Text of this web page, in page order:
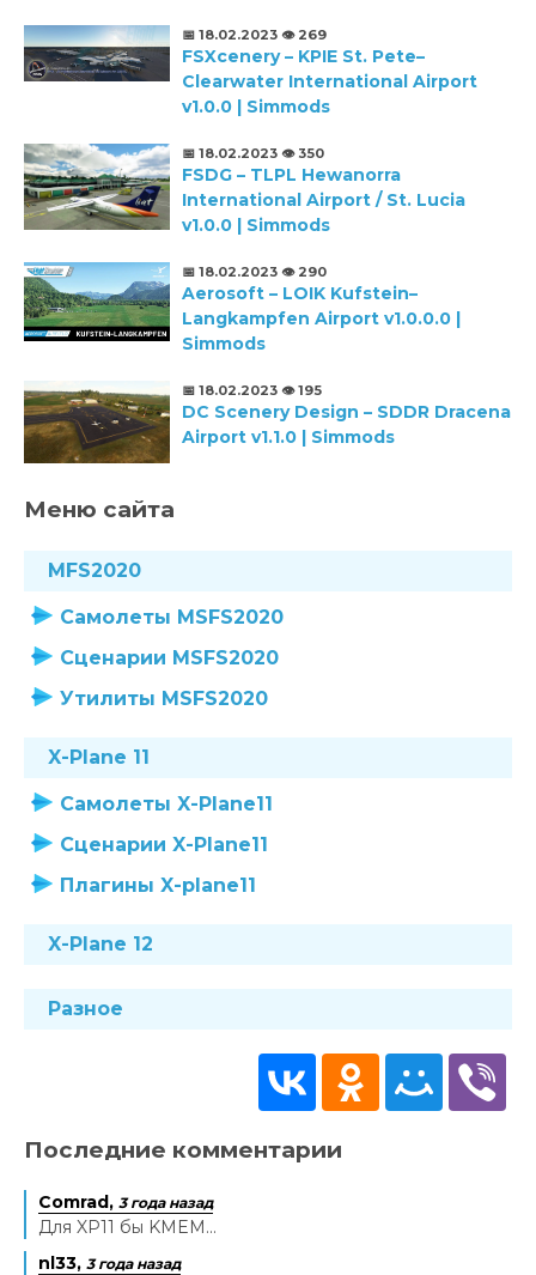
📅 18.02.2023 👁️ 269
FSXcenery – KPIE St. Pete–
Clearwater International Airport
v1.0.0 | Simmods
📅 18.02.2023 👁️ 350
FSDG – TLPL Hewanorra
International Airport / St. Lucia
v1.0.0 | Simmods
📅 18.02.2023 👁️ 290
Aerosoft – LOIK Kufstein–
Langkampfen Airport v1.0.0.0 |
Simmods
📅 18.02.2023 👁️ 195
DC Scenery Design – SDDR Dracena
Airport v1.1.0 | Simmods
Меню сайта
MFS2020
Самолеты MSFS2020
Сценарии MSFS2020
Утилиты MSFS2020
X-Plane 11
Самолеты X-Plane11
Сценарии X-Plane11
Плагины X-plane11
X-Plane 12
Разное
Последние комментарии
Comrad, 3 года назад
Для XP11 бы KMEM...
nl33, 3 года назад